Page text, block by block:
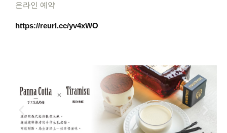
온라인 예약
https://reurl.cc/yv4xWO